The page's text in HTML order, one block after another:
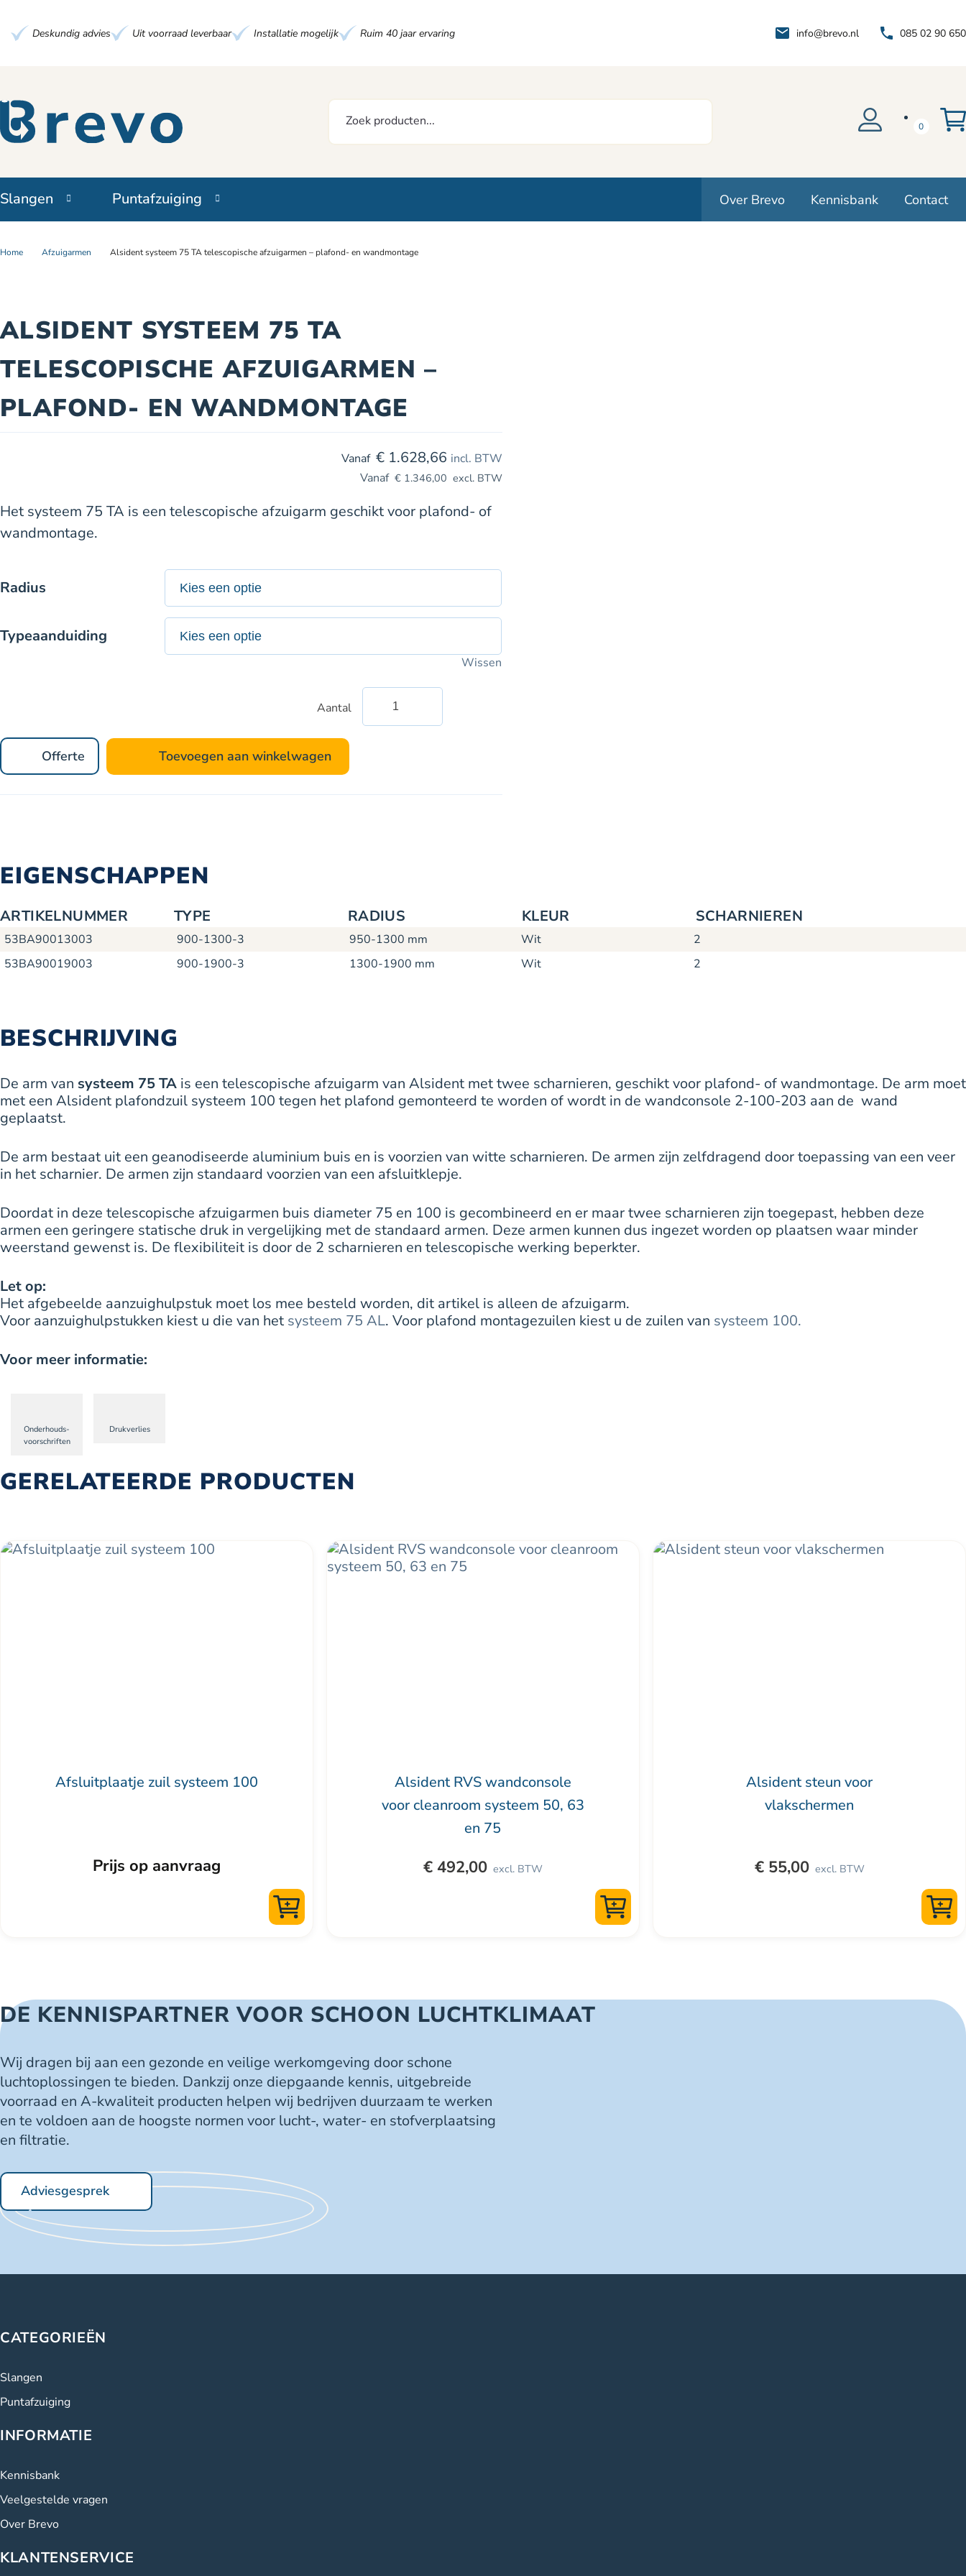
Deskundig advies Uit voorraad leverbaar Installatie mogelijk Ruim 40 jaar ervaring info@brevo.nl 085 02 90 650
0
Slangen Puntafzuiging Over Brevo Kennisbank Contact
Home Afzuigarmen Alsident systeem 75 TA telescopische afzuigarmen – plafond- en wandmontage
ALSIDENT SYSTEEM 75 TA
TELESCOPISCHE AFZUIGARMEN –
PLAFOND- EN WANDMONTAGE
Het systeem 75 TA is een telescopische afzuigarm geschikt voor plafond- of
wandmontage.
€1.628,66 incl. BTW
€1.346,00 excl. BTW
Radius
Typeaanduiding
Wissen
Aantal
Alsident
Toevoegen aan winkelwagen
Offerte
EIGENSCHAPPEN
ARTIKELNUMMER TYPE RADIUS KLEUR SCHARNIEREN
53BA90013003 900-1300-3 950-1300 mm Wit
2
53BA90019003
900-1900-3 1300-1900 mm Wit 2
BESCHRIJVING
De arm van systeem 75 TA is een telescopische afzuigarm van Alsident met twee scharnieren, geschikt voor plafond- of wandmontage. De arm moet
met een Alsident plafondzuil systeem 100 tegen het plafond gemonteerd te worden of wordt in de wandconsole 2-100-203 aan de wand
geplaatst.
De arm bestaat uit een geanodiseerde aluminium buis en is voorzien van witte scharnieren. De armen zijn zelfdragend door toepassing van een veer
in het scharnier. De armen zijn standaard voorzien van een afsluitklepje.
Doordat in deze telescopische afzuigarmen buis diameter 75 en 100 is gecombineerd en er maar twee scharnieren zijn toegepast, hebben deze
armen een geringere statische druk in vergelijking met de standaard armen. Deze armen kunnen dus ingezet worden op plaatsen waar minder
weerstand gewenst is. De flexibiliteit is door de 2 scharnieren en telescopische werking beperkter.
Let op:
Het afgebeelde aanzuighulpstuk moet los mee besteld worden, dit artikel is alleen de afzuigarm.
Voor aanzuighulpstukken kiest u die van het systeem 75 AL. Voor plafond montagezuilen kiest u de zuilen van systeem 100.
Voor meer informatie:
Onderhouds-
voorschriften
Drukverlies
GERELATEERDE PRODUCTEN
Afsluitplaatje zuil systeem 100
Prijs op aanvraag
Dit
Alsident RVS wandconsole
voor cleanroom systeem 50, 63
en 75
€492,00 excl. BTW
Alsident steun voor
vlakschermen
€55,00 excl. BTW
DE KENNISPARTNER VOOR SCHOON LUCHTKLIMAAT
Wij dragen bij aan een gezonde en veilige werkomgeving door schone
luchtoplossingen te bieden. Dankzij onze diepgaande kennis, uitgebreide
voorraad en A-kwaliteit producten helpen wij bedrijven duurzaam te werken
en te voldoen aan de hoogste normen voor lucht-, water- en stofverplaatsing
en filtratie.
Adviesgesprek
CATEGORIEËN
Slangen
Puntafzuiging
INFORMATIE
Kennisbank
Veelgestelde vragen
Over Brevo
KLANTENSERVICE